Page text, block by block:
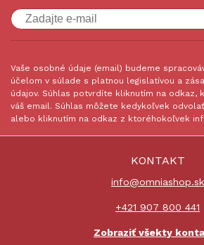
Vaše osobné údaje (email) budeme
účelom v súlade s platnou legislatívou a
údajov. Súhlas potvrdíte kliknutím na odkaz,
váš email. Súhlas môžete kedykoľvek
alebo kliknutím na odkaz z ktoréhokoľvek
KONTAKT
info@omniashop.sk
+421 907 800 441
Zobraziť všekty